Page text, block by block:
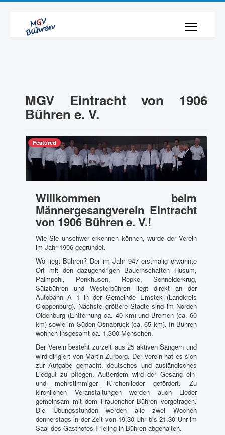
MGV Eintracht von 1906
Bühren e. V.
Featured
Willkommen beim
Männergesangverein Eintracht
von 1906 Bühren e. V.!
Wie Sie unschwer erkennen können, wurde der Verein
im Jahr 1906 gegründet.
Wo liegt Bühren? Der im Jahr 947 erstmalig erwähnte
Ort mit den dazugehörigen Bauernschaften Husum,
Palmpohl, Penkhusen, Repke, Schneiderkrug,
Sülzbühren und Westerbühren liegt direkt an der
Autobahn A 1 in der Gemeinde Emstek (Landkreis
Cloppenburg). Nächste größere Städte sind im Norden
Oldenburg (Entfernung ca. 40 km) und Bremen (ca. 60
km) sowie im Süden Osnabrück (ca. 65 km). In Bühren
wohnen insgesamt ca. 1.300 Menschen.
Der Verein besteht zurzeit aus 25 aktiven Sängern und
wird dirigiert von Martin Zurborg. Der Verein hat es sich
zur Aufgabe gemacht, deutsches und ausländisches
Liedgut zu pflegen. Außerdem wird der Gesang ein-
und mehrstimmiger Kirchenlieder gefördert. Zu
kirchlichen Veranstaltungen werden auch Lieder
gemeinsam mit dem Frauenchor Bühren vorgetragen.
Die Übungsstunden werden alle zwei Wochen
donnerstags in der Zeit von 19.30 Uhr bis 21.30 Uhr im
Saal des Gasthofes Frieling in Bühren abgehalten.